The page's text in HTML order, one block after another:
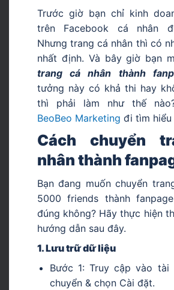
Trước giờ bạn chỉ kinh
trên Facebook cá nhân
Nhưng trang cá nhân thì có
nhất định. Và bây giờ bạn
trang cá nhân thành
tưởng này có khả thi hay
thì phải làm như thế
BeoBeo Marketing đi tìm hiểu
Cách chuyển
nhân thành
Bạn đang muốn chuyển
5000 friends thành
đúng không? Hãy thực hiện
hướng dẫn sau đây.
1. Lưu trữ dữ liệu
Bước 1: Truy cập vào tài
chuyển & chọn Cài đặt.